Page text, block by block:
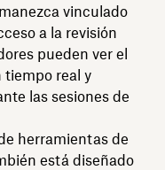
vinculado
a la revisión
pueden ver el
real y
las sesiones de
herramientas de
está diseñado